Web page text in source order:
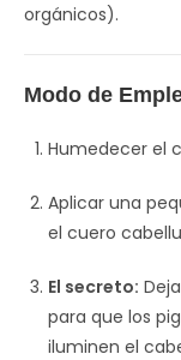
orgánicos).
Modo de
Humedecer el
Aplicar una
el cuero
El secreto:
para que los
iluminen el